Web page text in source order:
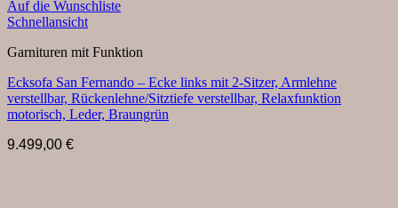
Auf die Wunschliste
Schnellansicht
Garnituren mit Funktion
Ecksofa San Fernando – Ecke links mit 2-Sitzer, Armlehne
verstellbar, Rückenlehne/Sitztiefe verstellbar, Relaxfunktion
motorisch, Leder, Braungrün
9.499,00 €